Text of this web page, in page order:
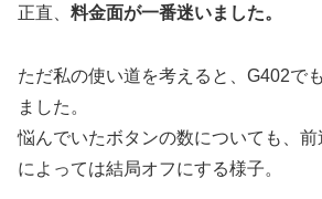
正直、 料金面が一番迷いました。
ただ私の使い道を考えると、G402で
ました。
悩んでいたボタンの数についても、前
によっては結局オフにする様子。